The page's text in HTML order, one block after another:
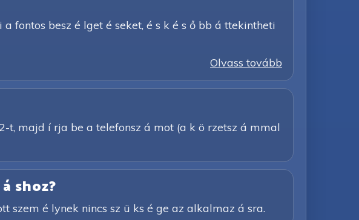
fontos besz é lget é seket, é s k é s ő bb á ttekintheti
Olvass tovább
t, majd í rja be a telefonsz á mot (a k ö rzetsz á mmal
shoz?
szem é lynek nincs sz ü ks é ge az alkalmaz á sra.